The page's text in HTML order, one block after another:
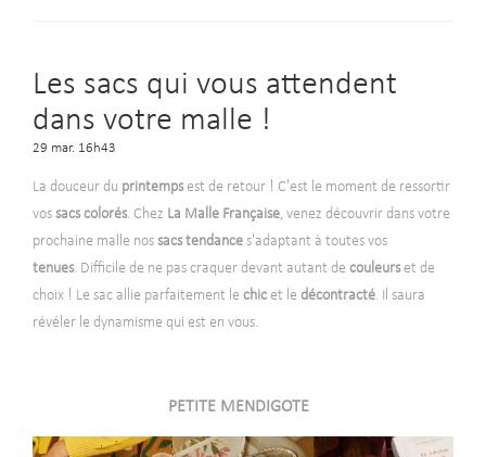
Les sacs qui vous attendent
dans votre malle !
29 mar. 16h43
La douceur du printempsest de retour ! C'est le moment de ressortir
vos sacs colorés. Chez La Malle Française, venez découvrir dans votre
prochaine malle nos sacs tendance s'adaptant à toutes vos
tenues. Difficile de ne pas craquer devant autant de couleurset de
choix ! Le sac allie parfaitement le chic et le décontracté. Il saura
révéler le dynamisme qui est en vous.
PETITE MENDIGOTE